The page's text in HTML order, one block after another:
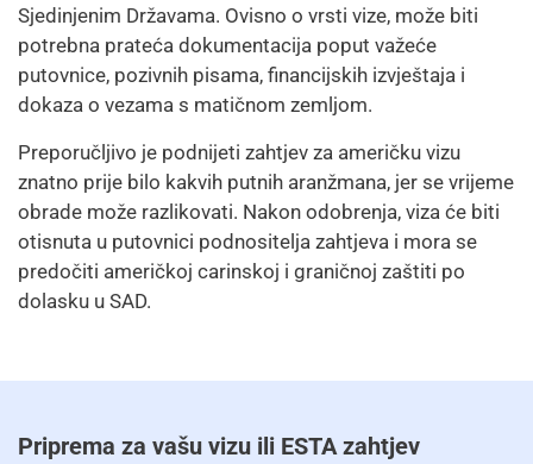
Sjedinjenim Državama. Ovisno o vrsti vize, može biti
potrebna prateća dokumentacija poput važeće
putovnice, pozivnih pisama, financijskih izvještaja i
dokaza o vezama s matičnom zemljom.
Preporučljivo je podnijeti zahtjev za američku vizu
znatno prije bilo kakvih putnih aranžmana, jer se vrijeme
obrade može razlikovati. Nakon odobrenja, viza će biti
otisnuta u putovnici podnositelja zahtjeva i mora se
predočiti američkoj carinskoj i graničnoj zaštiti po
dolasku u SAD.
Priprema za vašu vizu ili ESTA zahtjev